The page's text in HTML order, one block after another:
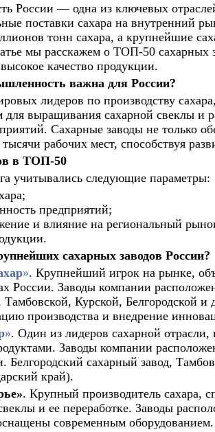
России — одна из ключевых
поставки сахара на внутренний
тонн сахара, а крупнейшие
мы расскажем о ТОП-50 сахарных
качество продукции.
важна для России?
лидеров по производству
выращивания сахарной свеклы и
Сахарные заводы не только
рабочих мест, способствуя
в ТОП-50
учитывались следующие параметры:
предприятий;
и влияние на региональный
сахарных заводов России?
». Крупнейший игрок на рынке,
России. Заводы компании
Курской, Белгородской и
производства и внедрение
». Один из лидеров сахарной отрасли,
Заводы компании
Белгородский сахарный завод,
край).
. Крупный производитель сахара,
и ее переработке. Заводы
современным оборудованием.